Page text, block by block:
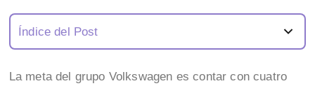
Índice del Post
La meta del grupo Volkswagen es contar con cuatro